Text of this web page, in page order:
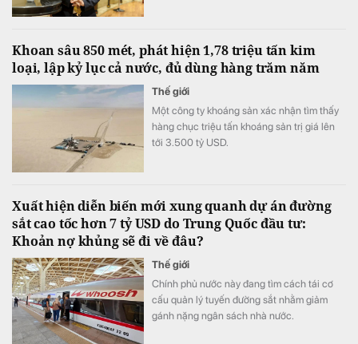
Khoan sâu 850 mét, phát hiện 1,78 triệu tấn kim
loại, lập kỷ lục cả nước, đủ dùng hàng trăm năm
Thế giới
Một công ty khoáng sản xác nhận tìm thấy
hàng chục triệu tấn khoáng sản trị giá lên
tới 3.500 tỷ USD.
Xuất hiện diễn biến mới xung quanh dự án đường
sắt cao tốc hơn 7 tỷ USD do Trung Quốc đầu tư:
Khoản nợ khủng sẽ đi về đâu?
Thế giới
Chính phủ nước này đang tìm cách tái cơ
cấu quản lý tuyến đường sắt nhằm giảm
gánh nặng ngân sách nhà nước.